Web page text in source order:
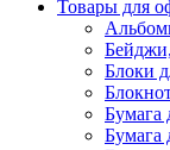
Товары для
Блоки
Бумага
Бумага